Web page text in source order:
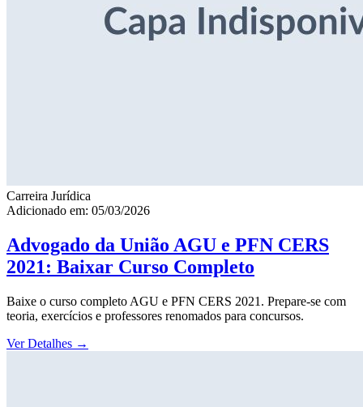
Carreira Jurídica
Adicionado em: 05/03/2026
Advogado da União AGU e PFN CERS
2021: Baixar Curso Completo
Baixe o curso completo AGU e PFN CERS 2021. Prepare-se com
teoria, exercícios e professores renomados para concursos.
Ver Detalhes →